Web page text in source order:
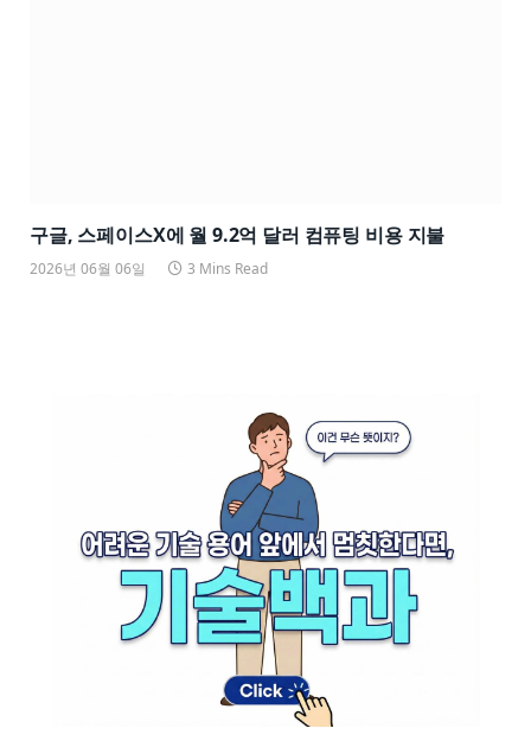
구글, 스페이스X에 월 9.2억 달러 컴퓨팅 비용 지불
2026년 06월 06일 3 Mins Read